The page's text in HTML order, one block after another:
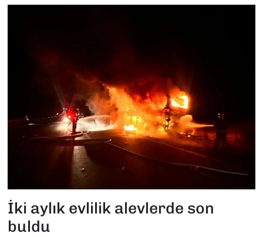
İki aylık evlilik alevlerde son
buldu